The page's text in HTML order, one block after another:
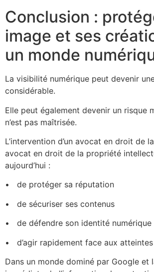
Conclusion :
image et ses
un monde
La visibilité numérique peut devenir
considérable.
Elle peut également devenir un risque
n’est pas maîtrisée.
L’intervention d’un avocat en droit de
avocat en droit de la propriété
aujourd’hui :
•⁠ ⁠ de protéger sa réputation
•⁠ ⁠ de sécuriser ses contenus
•⁠ ⁠ de défendre son identité numérique
•⁠ ⁠d’agir rapidement face aux atteintes
Dans un monde dominé par Google et